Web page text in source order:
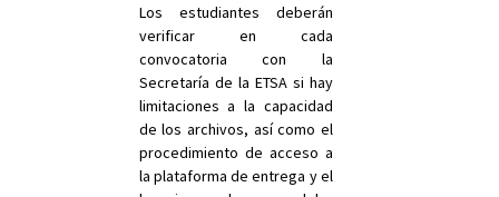
Los estudiantes deberán
verificar en cada
convocatoria con la
Secretaría de la ETSA si hay
limitaciones a la capacidad
de los archivos, así como el
procedimiento de acceso a
la plataforma de entrega y el